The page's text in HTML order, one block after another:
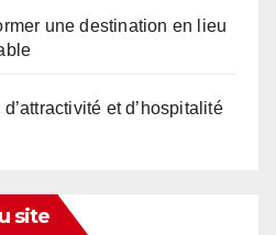
une destination en lieu
et d’hospitalité
site